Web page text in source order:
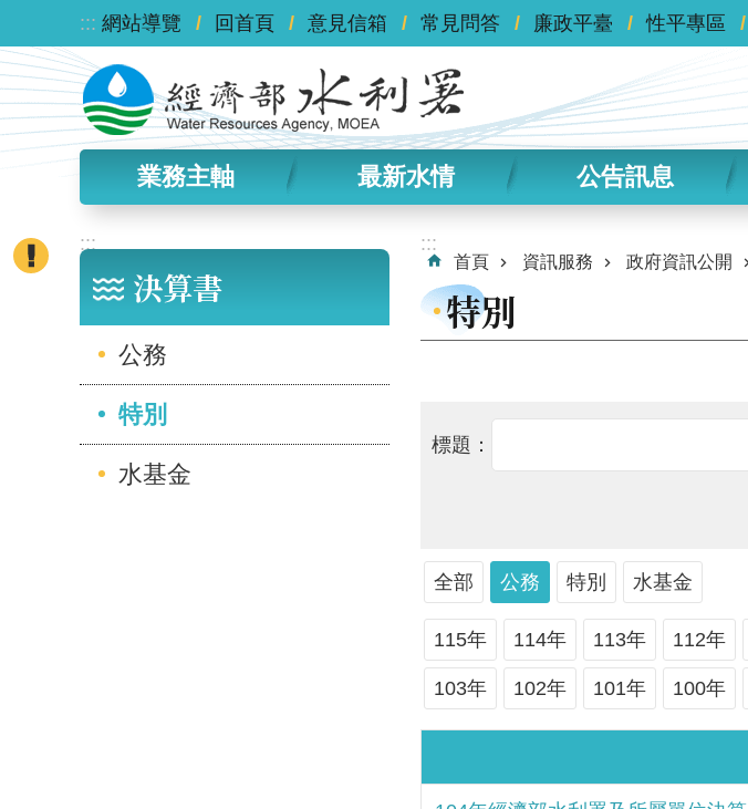
跳到主要內容區塊
::: 網站導覽 回首頁 意見信箱 常見問答 廉政平臺 性平專區
業務主軸 最新水情 公告訊息
:::
決算書
公務
特別
水基金
:::
首頁 資訊服務 政府資訊公開
特別
標題：
全部 公務 特別 水基金
115年 114年 113年 112年
103年 102年 101年 100年